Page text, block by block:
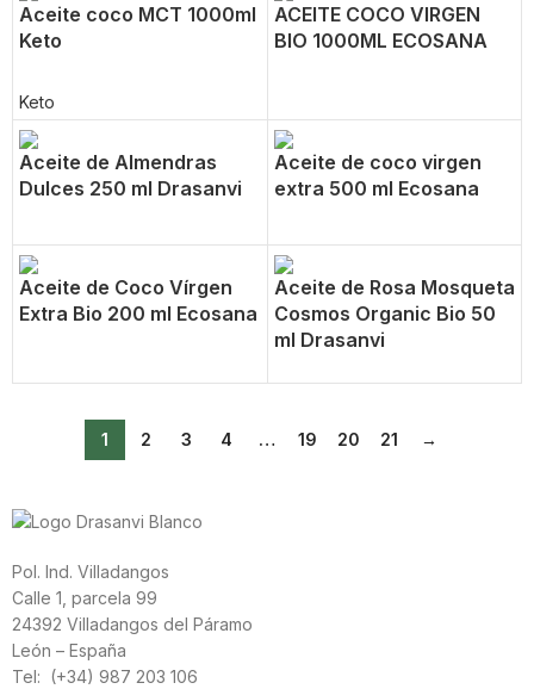
Aceite coco MCT 1000ml
Keto
Keto
ACEITE COCO VIRGEN
BIO 1000ML ECOSANA
Aceite de Almendras
Dulces 250 ml Drasanvi
Aceite de coco virgen
extra 500 ml Ecosana
Aceite de Coco Vírgen
Extra Bio 200 ml Ecosana
Aceite de Rosa Mosqueta
Cosmos Organic Bio 50
ml Drasanvi
1 2 3 4 … 19 20 21 →
Pol. Ind. Villadangos
Calle 1, parcela 99
24392 Villadangos del Páramo
León – España
Tel: (+34) 987 203 106